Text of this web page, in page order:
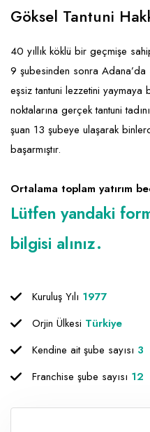
Sağlık Güzellik
Turizm - Eğlence
Mobilya ve Ev Tekstili
Oyuncak ve Hediyelik
Takı
Yapı Malzemesi -
Gıda ve Sarf
Güvenlik - Temizlik
Giyim - Aksesuar
Hukuk - Marka -
Lojistik - Kargo ve
Mali Kayıt ve Denetim
Matbaa - Fotoğraf
Göksel Tantuni
40 yıllık köklü bir geçmişe
9 şubesinden sonra
eşsiz tantuni lezzetini yaymaya
noktalarına gerçek tantuni
şuan 13 şubeye ulaşarak
başarmıştır.
Ortalama toplam yatırım
Lütfen yandaki
bilgisi alınız.
Kuruluş Yılı 1977
Orjin Ülkesi Türkiye
Kendine ait şube sayısı 3
Franchise şube sayısı 12